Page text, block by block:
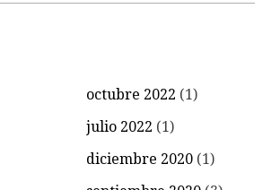
octubre 2022 (1)
julio 2022 (1)
diciembre 2020 (1)